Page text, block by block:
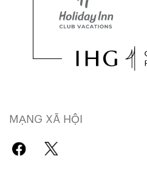
MẠNG XÃ HỘI